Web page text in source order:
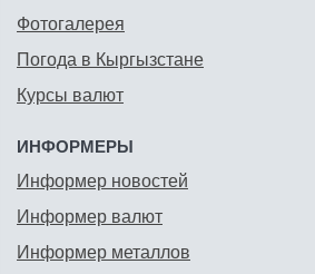
Фотогалерея
Погода в Кыргызстане
Курсы валют
ИНФОРМЕРЫ
Информер новостей
Информер валют
Информер металлов